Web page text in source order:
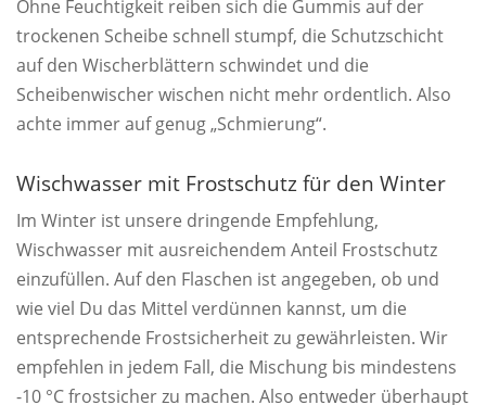
Ohne Feuchtigkeit reiben sich die Gummis auf der
trockenen Scheibe schnell stumpf, die Schutzschicht
auf den Wischerblättern schwindet und die
Scheibenwischer wischen nicht mehr ordentlich. Also
achte immer auf genug „Schmierung“.
Wischwasser mit Frostschutz für den Winter
Im Winter ist unsere dringende Empfehlung,
Wischwasser mit ausreichendem Anteil Frostschutz
einzufüllen. Auf den Flaschen ist angegeben, ob und
wie viel Du das Mittel verdünnen kannst, um die
entsprechende Frostsicherheit zu gewährleisten. Wir
empfehlen in jedem Fall, die Mischung bis mindestens
-10 °C frostsicher zu machen. Also entweder überhaupt